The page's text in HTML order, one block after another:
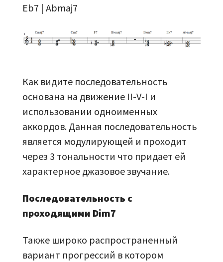
Eb7 | Abmaj7
Как видите последовательность
основана на движение II-V-I и
использовании одноименных
аккордов. Данная последовательность
является модулирующей и проходит
через 3 тональности что придает ей
характерное джазовое звучание.
Последовательность с
проходящими Dim7
Также широко распространенный
вариант прогрессий в котором